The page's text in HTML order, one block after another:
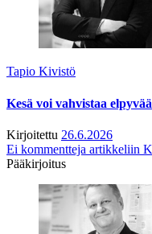
Tapio Kivistö
Kesä voi vahvistaa
Kirjoitettu 26.6.2026
Ei kommentteja artikkeliin
Pääkirjoitus